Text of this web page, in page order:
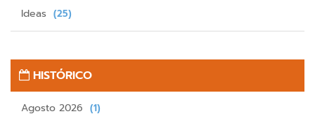
Ideas (25)
HISTÓRICO
Agosto 2026 (1)